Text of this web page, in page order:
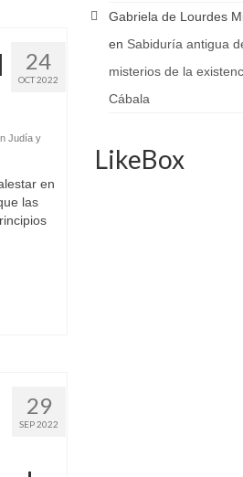
24
OCT 2022
Judía y
en
las
29
SEP 2022
Gabriela de Lourdes
en Sabiduría antigua
misterios de la
Cábala
LikeBox